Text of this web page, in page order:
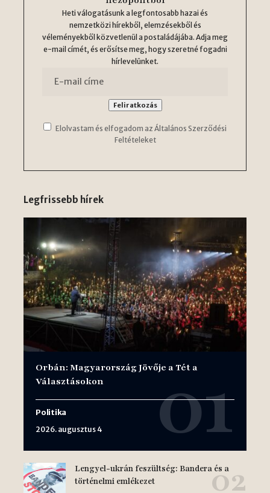
Heti válogatásunk a legfontosabb hazai és
nemzetközi hírekből, elemzésekből és
véleményekből közvetlenül a postaládájába. Adja meg
e-mail címét, és erősítse meg, hogy szeretné fogadni
hírlevelünket.
Elolvastam és elfogadom az Általános Szerződési
Feltételeket
Legfrissebb hírek
Orbán: Magyarország Jövője a Tét a
Választásokon
Politika
2026. augusztus 4
Lengyel-ukrán feszültség: Bandera és a
történelmi emlékezet